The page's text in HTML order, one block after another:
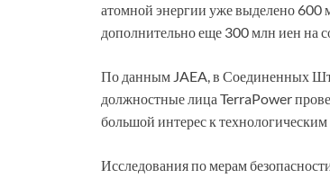
атомной энергии уже выделено 600
дополнительно еще 300 млн иен на
По данным JAEA, в Соединенных
должностные лица TerraPower
большой интерес к
Исследования по мерам